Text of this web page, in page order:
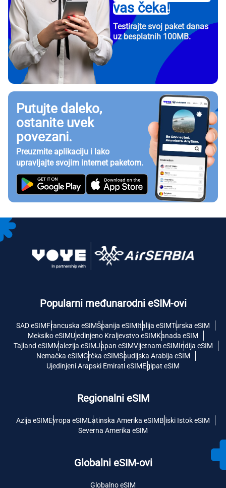
vas čeka!
Testirajte svoj paket danas
uz besplatnih 100MB.
Putujte daleko,
ostanite uvek
povezani.
Preuzmite aplikaciju i lako
upravljajte svojim internet paketom.
Popularni međunarodni eSIM-ovi
SAD eSIMFrancuska eSIMŠpanija eSIMItalija eSIMTurska eSIM
Meksiko eSIMUjedinjeno Kraljevstvo eSIMKanada eSIM
Tajland eSIMMalezija eSIMJapan eSIMVijetnam eSIMIndija eSIM
Nemačka eSIMGrčka eSIMSaudijska Arabija eSIM
Ujedinjeni Arapski Emirati eSIMEgipat eSIM
Regionalni eSIM
Azija eSIMEvropa eSIMLatinska Amerika eSIMBliski Istok eSIM
Severna Amerika eSIM
Globalni eSIM-ovi
Globalno eSIM